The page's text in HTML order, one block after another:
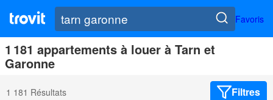
Favoris
1 181 appartements à louer à Tarn et
Garonne
1 181 Résultats Filtres